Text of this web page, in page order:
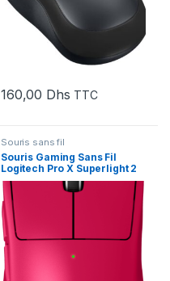
160,00 Dhs TTC
Souris sans fil
Souris Gaming Sans Fil
Logitech Pro X Superlight 2
(910-006798)